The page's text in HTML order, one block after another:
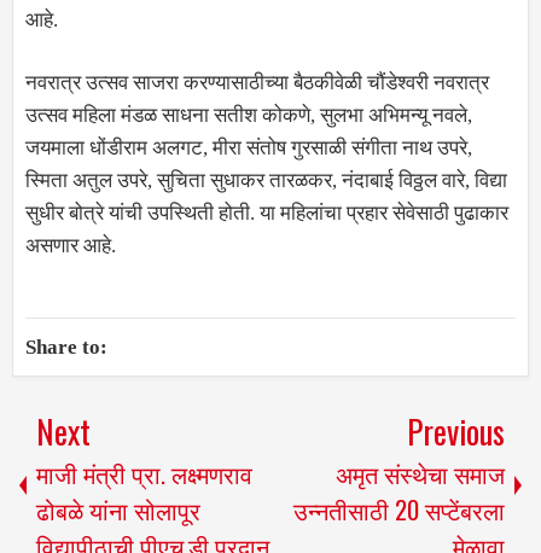
आहे.
नवरात्र उत्सव साजरा करण्यासाठीच्या बैठकीवेळी चौंडेश्वरी नवरात्र
उत्सव महिला मंडळ साधना सतीश कोकणे, सुलभा अभिमन्यू नवले,
जयमाला धोंडीराम अलगट, मीरा संतोष गुरसाळी संगीता नाथ उपरे,
स्मिता अतुल उपरे, सुचिता सुधाकर तारळकर, नंदाबाई विठ्ठल वारे, विद्या
सुधीर बोत्रे यांची उपस्थिती होती. या महिलांचा प्रहार सेवेसाठी पुढाकार
असणार आहे.
Share to:
Next
माजी मंत्री प्रा. लक्ष्मणराव
ढोबळे यांना सोलापूर
विद्यापीठाची पीएच.डी प्रदान
Previous
अमृत संस्थेचा समाज
उन्नतीसाठी 20 सप्टेंबरला
मेळावा